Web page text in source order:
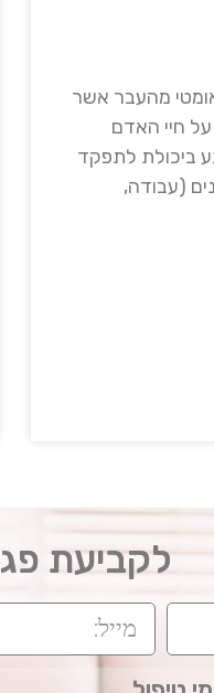
מהעבר אשר
חיי האדם
ביכולת לתפקד
(עבודה,
לקביעת